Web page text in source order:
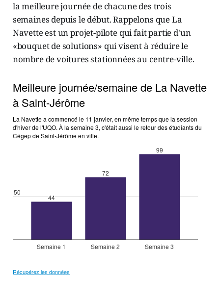
la meilleure journée de chacune des trois
semaines depuis le début. Rappelons que La
Navette est un projet-pilote qui fait partie d'un
«bouquet de solutions» qui visent à réduire le
nombre de voitures stationnées au centre-ville.